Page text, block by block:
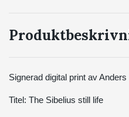
Signerad digital print av
Titel: The Sibelius still life